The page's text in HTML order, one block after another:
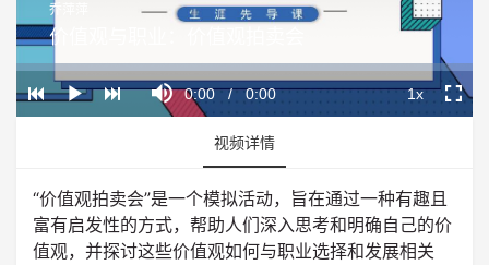
Play
Mute
Current
Time
0:00 / Duration
0:00
Loaded:
0%
Progress:
0%
Playback
Rate
1x
乔萍萍
价值观与职业：价值观拍卖会
视频详情
“价值观拍卖会”是一个模拟活动，旨在通过一种有趣且
富有启发性的方式，帮助人们深入思考和明确自己的价
值观，并探讨这些价值观如何与职业选择和发展相关